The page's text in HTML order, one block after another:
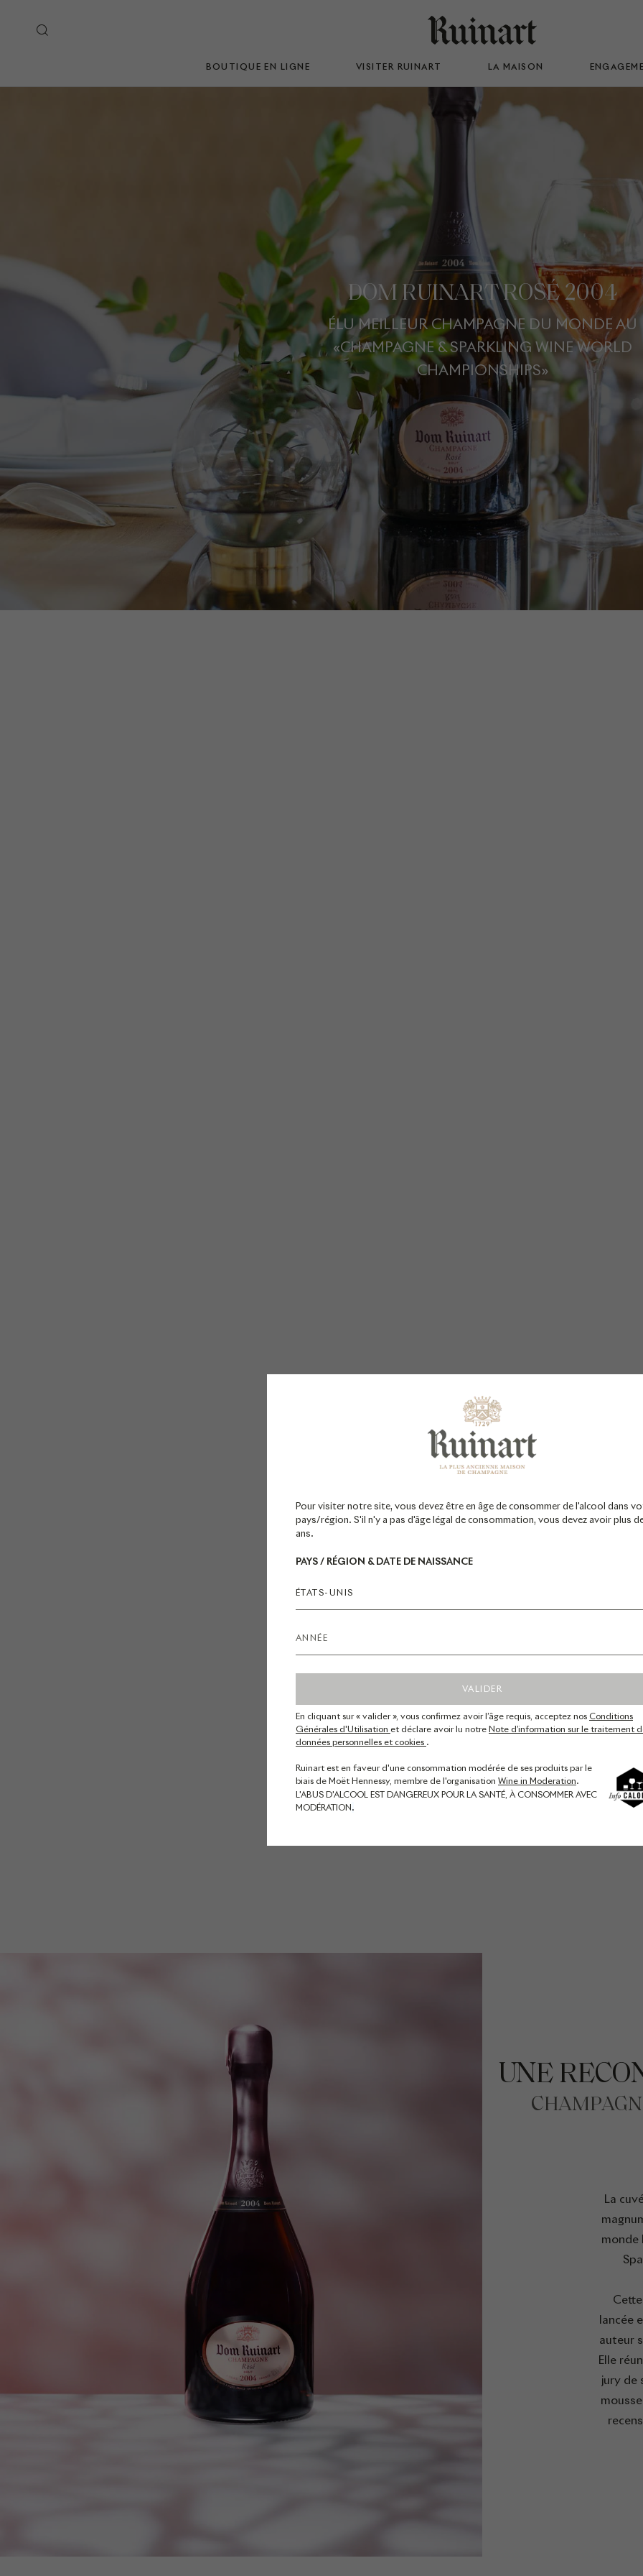
Pour visiter notre site, vous devez être en âge de consommer de l'alcool dans
pays/région. S'il n'y a pas d'âge légal de consommation, vous devez avoir plus
ans.
PAYS / RÉGION & DATE DE NAISSANCE
ÉTATS-UNIS
VALIDER
En cliquant sur « valider », vous confirmez avoir l’âge requis, acceptez nos Conditions
Générales d'Utilisation et déclare avoir lu notre Note d’information sur le traitement
données personnelles et cookies .
Ruinart est en faveur d'une consommation modérée de ses produits par le
biais de Moët Hennessy, membre de l'organisation Wine in Moderation.
L'ABUS D'ALCOOL EST DANGEREUX POUR LA SANTÉ, À CONSOMMER AVEC
MODÉRATION.
BOUTIQUE EN LIGNE VISITER RUINART LA MAISON
DOM RUINART ROSÉ 2004
ÉLU MEILLEUR CHAMPAGNE DU MONDE AU
«CHAMPAGNE & SPARKLING WINE WORLD
CHAMPIONSHIPS»
UNE
La
monde
lancée
auteur
Elle
jury de